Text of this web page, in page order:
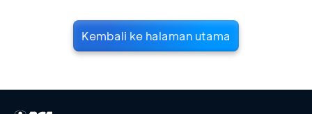
Kembali ke halaman utama